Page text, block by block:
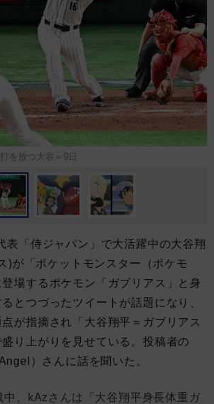
を放つ大谷＝9日
「侍ジャパン」で大活躍中の大谷翔
)が「ポケットモンスター（ポケモ
場するポケモン「ガブリアス」と身
とつづったツイートが話題になり、
が指摘され「大谷翔平＝ガブリアス
り上がりを見せている。投稿者の
）さんに話を聞いた。
、kAzさんは「大谷翔平身長体重ガ